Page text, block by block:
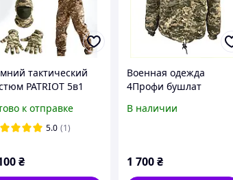
тактический
PATRIOT 5в1
форма пиксель
Зимний комплект
к отправке
5.0 (1)
₴
Военная одежда
4Профи бушлат
и рыбалки 8B703M10T8
В наличии
1 700 ₴